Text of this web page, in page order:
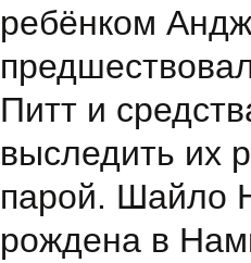
ребёнком
Питт и
выследить их
парой. Шайло
рождена в